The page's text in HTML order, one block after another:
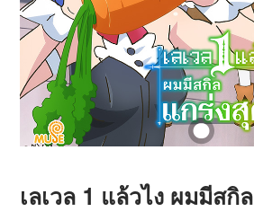
เลเวล 1 แล้วไง ผมมีสกิ